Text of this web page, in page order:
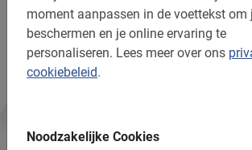
moment aanpassen in de voettekst om
beschermen en je online ervaring te
personaliseren. Lees meer over ons
cookiebeleid.
Noodzakelijke Cookies
Geniet optimaal van je vakantie met de
Fietstour van Baja Bikes!
Informatie